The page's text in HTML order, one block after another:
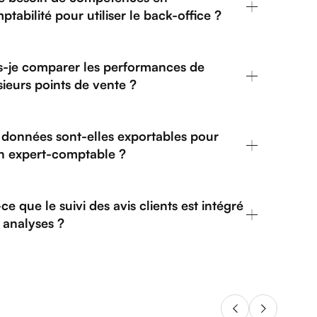
pour utiliser le back-office ?
je comparer les performances de
points de vente ?
données sont-elles exportables pour
expert-comptable ?
que le suivi des avis clients est intégré
?